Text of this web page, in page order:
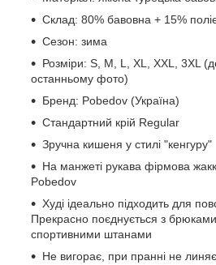
Склад: 80% бавовна + 15%
Сезон: зима
Розміри: S, M, L, XL, XXL, 3XL
останньому фото)
Бренд: Pobedov (Україна)
Стандартний крій Regular
Зручна кишеня у стилі "кенгуру"
На манжеті рукава фірмова
Pobedov
Худі ідеально підходить для
Прекрасно поєднується з
спортивними штанами
Не вигорає, при пранні не линяє